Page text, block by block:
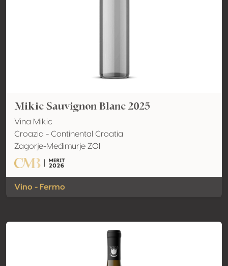
Mikic Sauvignon Blanc 2025
Vina Mikic
Croazia - Continental Croatia
Zagorje-Međimurje ZOI
Vino - Fermo